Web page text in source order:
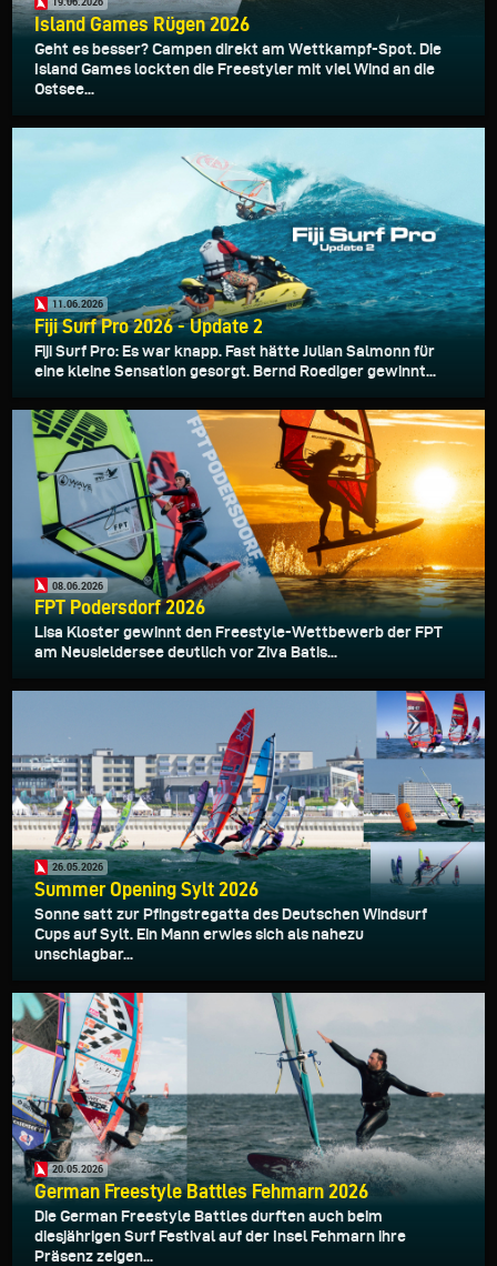
Island Games Rügen 2026
Geht es besser? Campen direkt am Wettkampf-Spot. Die
Island Games lockten die Freestyler mit viel Wind an die
Ostsee...
11.06.2026
Fiji Surf Pro 2026 - Update 2
Fiji Surf Pro: Es war knapp. Fast hätte Julian Salmonn für
eine kleine Sensation gesorgt. Bernd Roediger gewinnt...
08.06.2026
FPT Podersdorf 2026
Lisa Kloster gewinnt den Freestyle-Wettbewerb der FPT
am Neusieldersee deutlich vor Ziva Batis...
26.05.2026
Summer Opening Sylt 2026
Sonne satt zur Pfingstregatta des Deutschen Windsurf
Cups auf Sylt. Ein Mann erwies sich als nahezu
unschlagbar...
20.05.2026
German Freestyle Battles Fehmarn 2026
Die German Freestyle Battles durften auch beim
diesjährigen Surf Festival auf der Insel Fehmarn ihre
Präsenz zeigen...